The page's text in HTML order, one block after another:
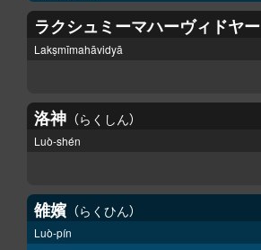
ラクシュミーマハーヴィドヤー
Lakṣmīmahāvidyā
洛神 らくしん
Luò-shén
雒嬪 らくひん
Luò-pín